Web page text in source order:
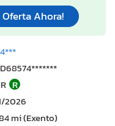
Oferta Ahora!
R
2026
mi (Exento)